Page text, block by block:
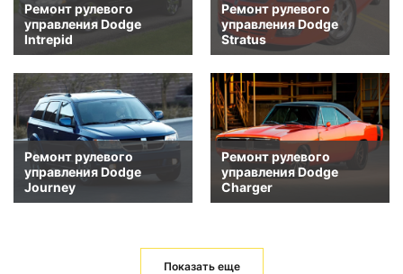
Ремонт рулевого
управления Dodge
Intrepid
Ремонт рулевого
управления Dodge
Stratus
Ремонт рулевого
управления Dodge
Journey
Ремонт рулевого
управления Dodge
Charger
Показать еще